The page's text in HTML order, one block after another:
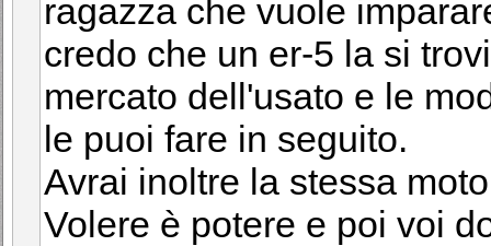
ragazza che vuole
credo che un er-5 la si
mercato dell'usato e le
le puoi fare in seguito.
Avrai inoltre la stessa
Volere è potere e poi voi